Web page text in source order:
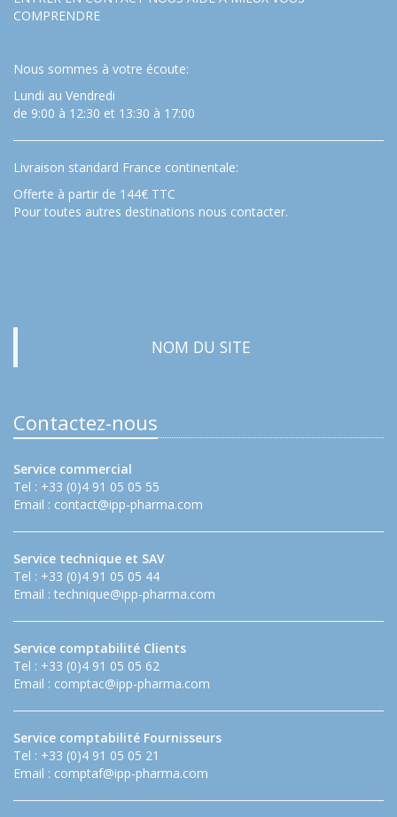
COMPRENDRE
Nous sommes à votre écoute:
Lundi au Vendredi
de 9:00 à 12:30 et 13:30 à 17:00
Livraison standard France continentale:
Offerte à partir de 144€ TTC
Pour toutes autres destinations nous contacter.
…
NOM DU SITE
Contactez-nous
Service commercial
Tel : +33 (0)4 91 05 05 55
Email : contact@ipp-pharma.com
Service technique et SAV
Tel : +33 (0)4 91 05 05 44
Email : technique@ipp-pharma.com
Service comptabilité Clients
Tel : +33 (0)4 91 05 05 62
Email : comptac@ipp-pharma.com
Service comptabilité Fournisseurs
Tel : +33 (0)4 91 05 05 21
Email : comptaf@ipp-pharma.com